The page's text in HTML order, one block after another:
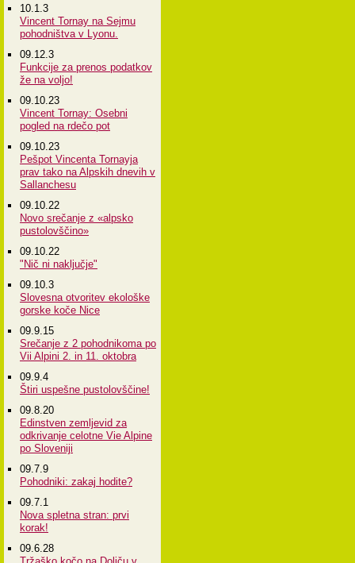
10.1.3
Vincent Tornay na Sejmu
pohodništva v Lyonu.
09.12.3
Funkcije za prenos podatkov
že na voljo!
09.10.23
Vincent Tornay: Osebni
pogled na rdečo pot
09.10.23
Pešpot Vincenta Tornayja
prav tako na Alpskih dnevih v
Sallanchesu
09.10.22
Novo srečanje z «alpsko
pustolovščino»
09.10.22
"Nič ni naključje"
09.10.3
Slovesna otvoritev ekološke
gorske koče Nice
09.9.15
Srečanje z 2 pohodnikoma po
Vii Alpini 2. in 11. oktobra
09.9.4
Štiri uspešne pustolovščine!
09.8.20
Edinstven zemljevid za
odkrivanje celotne Vie Alpine
po Sloveniji
09.7.9
Pohodniki: zakaj hodite?
09.7.1
Nova spletna stran: prvi
korak!
09.6.28